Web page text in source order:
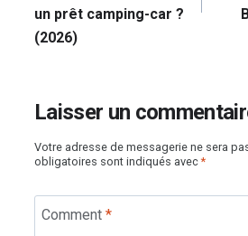
un prêt camping-car ?
(2026)
Laisser un
Votre adresse de messagerie ne sera
obligatoires sont indiqués avec*
Comment *